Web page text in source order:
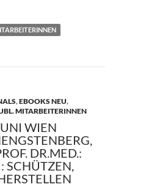
,EBOOKS NEU,
MITARBEITERINNEN
WIEN
DR.MED.:
SCHÜTZEN,